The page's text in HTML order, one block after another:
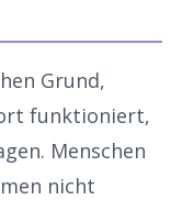
Grund,
funktioniert,
Menschen
nicht